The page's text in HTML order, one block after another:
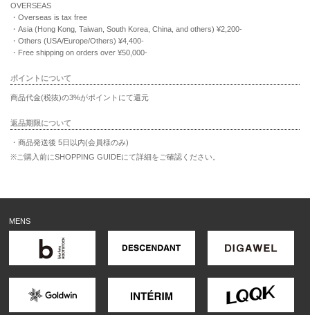
OVERSEAS
・Overseas is tax free
・Asia (Hong Kong, Taiwan, South Korea, China, and others) ¥2,200-
・Others (USA/Europe/Others) ¥4,400-
・Free shipping on orders over ¥50,000-
ポイントについて
商品代金(税抜)の3%がポイントにて還元
返品期限について
・商品発送後 5日以内(会員様のみ)
※ご購入前にSHOPPING GUIDEにて詳細をご確認ください。
MENS